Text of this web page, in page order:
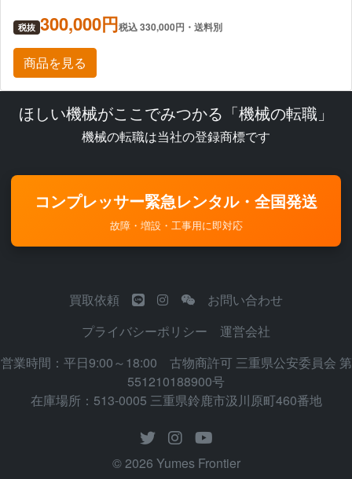
税抜 300,000円税込 330,000円・送料別
商品を見る
ほしい機械がここでみつかる「機械の転職」
機械の転職は当社の登録商標です
コンプレッサー緊急レンタル・全国発送
故障・増設・工事用に即対応
買取依頼
お問い合わせ
プライバシーポリシー
運営会社
営業時間：平日9:00～18:00 古物商許可 三重県公安委員会 第
551210188900号
在庫場所：513-0005 三重県鈴鹿市汲川原町460番地
© 2026 Yumes Frontier